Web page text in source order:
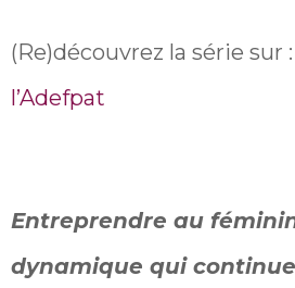
(Re)découvrez la série sur :
l’Adefpat
Entreprendre au
dynamique qui